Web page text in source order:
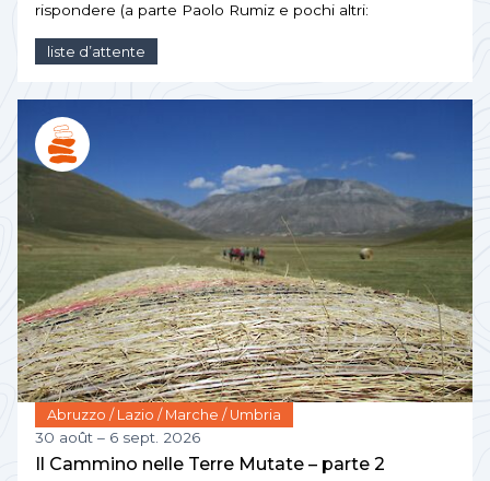
rispondere (a parte Paolo Rumiz e pochi altri:
liste d’attente
Abruzzo / Lazio / Marche / Umbria
30 août – 6 sept. 2026
Il Cammino nelle Terre Mutate – parte 2